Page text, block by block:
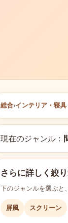
総合›インテリア・寝
現在のジャンル：
さらに詳しく絞
下のジャンルを選ぶと
屏風 スクリーン